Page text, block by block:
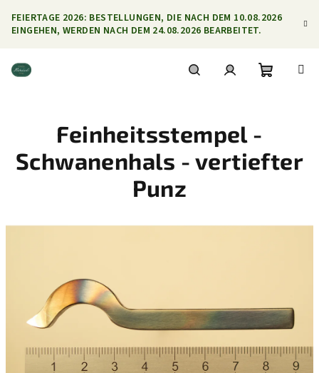
Inhalt
springen
FEIERTAGE 2026: BESTELLUNGEN, DIE NACH DEM 10.08.2026
EINGEHEN, WERDEN NACH DEM 24.08.2026 BEARBEITET.
Feinheitsstempel -
Schwanenhals - vertiefter
Punz